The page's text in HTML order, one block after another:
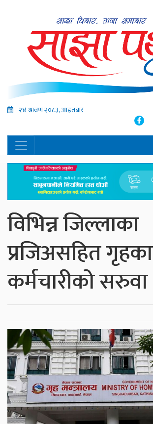
२४ श्रावण २०८३, आइतबार
विभिन्न जिल्लाका
प्रजिअसहित गृहका
कर्मचारीको सरुवा